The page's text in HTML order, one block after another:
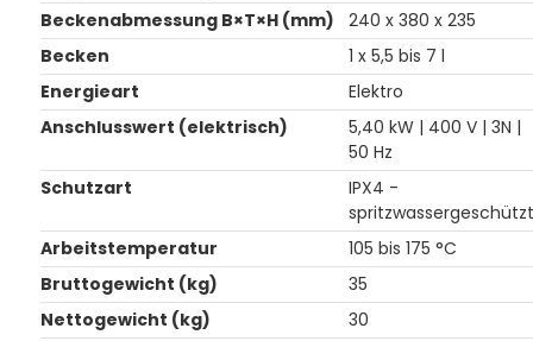
Beckenabmessung B×T×H (mm)
240 x 380 x 235
Becken
1 x 5,5 bis 7 l
Energieart
Elektro
Anschlusswert (elektrisch)
5,40 kW | 400 V | 3N |
50 Hz
Schutzart
IPX4 -
spritzwassergeschützt
Arbeitstemperatur
105 bis 175 °C
Bruttogewicht (kg)
35
Nettogewicht (kg)
30